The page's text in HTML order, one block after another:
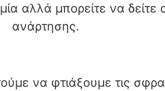
αλλά μπορείτε να δείτε
ανάρτησης.
να φτιάξουμε τις